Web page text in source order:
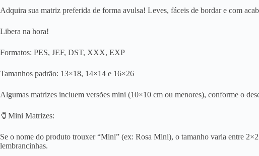
Adquira sua matriz preferida de forma avulsa! Leves, fáceis de bordar e com
Libera na hora!
Formatos: PES, JEF, DST, XXX, EXP
Tamanhos padrão: 13×18, 14×14 e 16×26
Algumas matrizes incluem versões mini (10×10 cm ou menores), conforme o
🧷Mini Matrizes:
Se o nome do produto trouxer “Mini” (ex: Rosa Mini), o tamanho varia entre
lembrancinhas.